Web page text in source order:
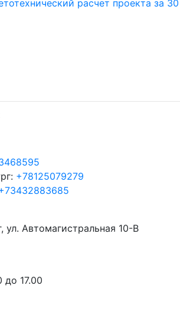
расчет проекта за
+78125079279
ул. Автомагистральная 10-В
17.00